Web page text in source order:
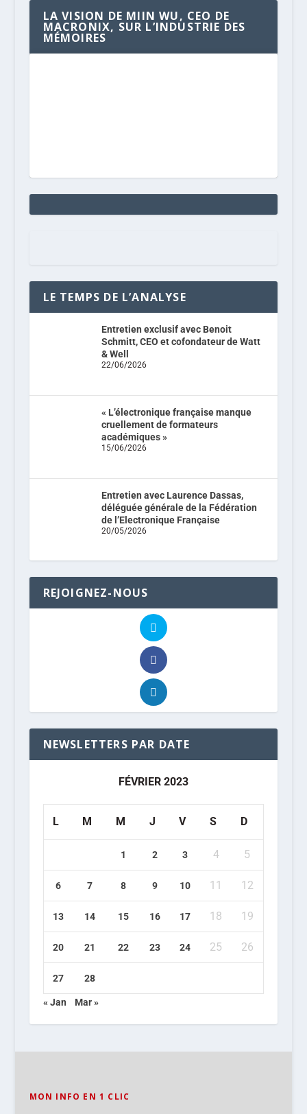
LA VISION DE MIIN WU, CEO DE
MACRONIX, SUR L’INDUSTRIE DES
MÉMOIRES
LE TEMPS DE L’ANALYSE
Entretien exclusif avec Benoit
Schmitt, CEO et cofondateur de Watt
& Well
22/06/2026
« L’électronique française manque
cruellement de formateurs
académiques »
15/06/2026
Entretien avec Laurence Dassas,
déléguée générale de la Fédération
de l’Electronique Française
20/05/2026
REJOIGNEZ-NOUS
NEWSLETTERS PAR DATE
FÉVRIER 2023
L M M J V S D
1 2 3 4 5
6 7 8 9 10 11 12
13 14 15 16 17 18 19
20 21 22 23 24 25 26
27 28
« Jan Mar »
MON INFO EN 1 CLIC